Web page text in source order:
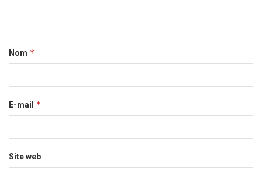
Nom *
E-mail *
Site web